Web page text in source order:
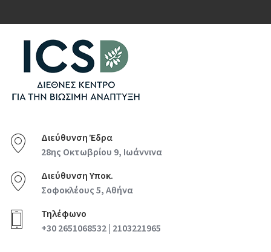
Διεύθυνση Έδρα
28ης Οκτωβρίου 9, Ιωάννινα
Διεύθυνση Υποκ.
Σοφοκλέους 5, Αθήνα
Τηλέφωνο
+30 2651068532 | 2103221965